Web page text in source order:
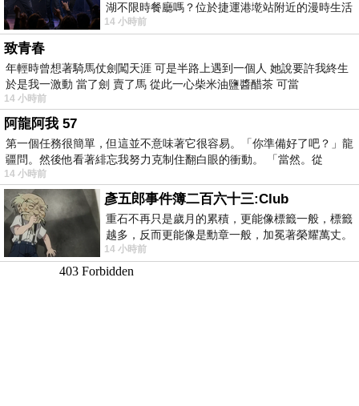
湖不限時餐廳嗎？位於捷運港墘站附近的漫時生活
內湖店，從捷運站步行約4分鐘即可抵
14 小時前
致青春
年輕時曾想著騎馬仗劍闖天涯 可是半路上遇到一個人 她說要許我終生
於是我一激動 當了劍 賣了馬 從此一心柴米油鹽醬醋茶 可當
14 小時前
阿龍阿我 57
第一個任務很簡單，但這並不意味著它很容易。「你準備好了吧？」龍
疆問。然後他看著緋忘我努力克制住翻白眼的衝動。 「當然。從
14 小時前
彥五郎事件簿二百六十三:Club
重石不再只是歲月的累積，更能像標籤一般，標籤
越多，反而更能像是勳章一般，加冕著榮耀萬丈。
習慣一如縱容，成了再難輕輕放下的罪證
14 小時前